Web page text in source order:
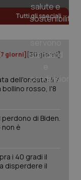
Tutti gli speciali
[7 giorni] [30 giorni]
dell'ondata: il 7
rosso, l'8
perdono di Biden.
non è
i 40 gradi il
disperdere il
LLC